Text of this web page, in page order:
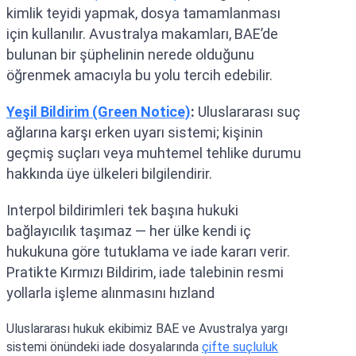
kimlik teyidi yapmak, dosya tamamlanması
için kullanılır. Avustralya makamları, BAE’de
bulunan bir şüphelinin nerede olduğunu
öğrenmek amacıyla bu yolu tercih edebilir.
Yeşil Bildirim (Green Notice): Uluslararası suç
ağlarına karşı erken uyarı sistemi; kişinin
geçmiş suçları veya muhtemel tehlike durumu
hakkında üye ülkeleri bilgilendirir.
Interpol bildirimleri tek başına hukuki
bağlayıcılık taşımaz — her ülke kendi iç
hukukuna göre tutuklama ve iade kararı verir.
Pratikte Kırmızı Bildirim, iade talebinin resmi
yollarla işleme alınmasını hızland
Uluslararası hukuk ekibimiz BAE ve Avustralya yargı
sistemi önündeki iade dosyalarında çifte suçluluk